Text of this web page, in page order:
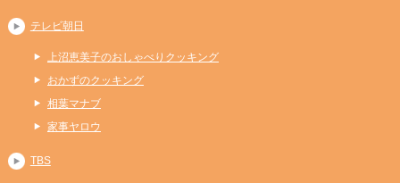
テレビ朝日
上沼恵美子のおしゃべりクッキング
おかずのクッキング
相葉マナブ
家事ヤロウ
TBS